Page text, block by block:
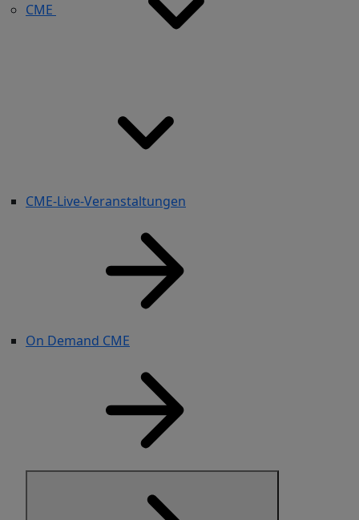
CME
CME-Live-Veranstaltungen
On Demand CME